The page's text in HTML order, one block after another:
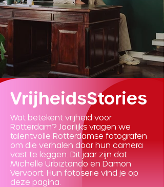
VrijheidsStories
Wat betekent vrijheid voor
Rotterdam? Jaarlijks vragen we
talentvolle Rotterdamse fotografen
om die verhalen door hun camera
vast te leggen. Dit jaar zijn dat
Michelle Urbiztondo en Damon
Vervoort. Hun fotoserie vind je op
deze pagina.